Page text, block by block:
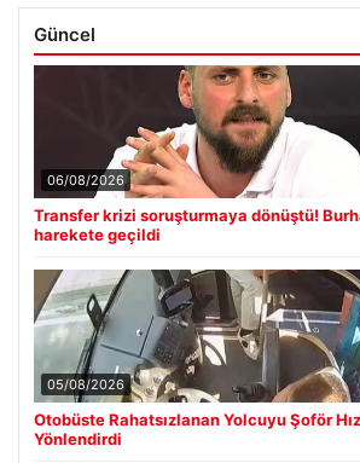
Güncel
06/08/2026
Transfer krizi soruşturmaya dönüştü!
harekete geçildi
05/08/2026
Otobüste Rahatsızlanan Yolcuyu Şoför
Yönlendirdi